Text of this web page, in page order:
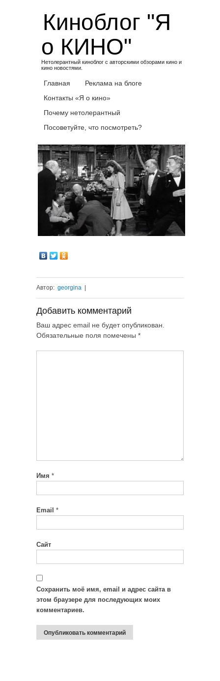
Киноблог "Я
о КИНО"
Нетолерантный киноблог с авторскими обзорами кино и
кино новостями.
Главная
Реклама на блоге
Контакты «Я о кино»
Почему нетолерантный
Посоветуйте, что посмотреть?
Автор: georgina
Добавить комментарий
Ваш адрес email не будет опубликован.
Обязательные поля помечены *
Имя *
Email *
Сайт
Сохранить моё имя, email и адрес сайта в
этом браузере для последующих моих
комментариев.